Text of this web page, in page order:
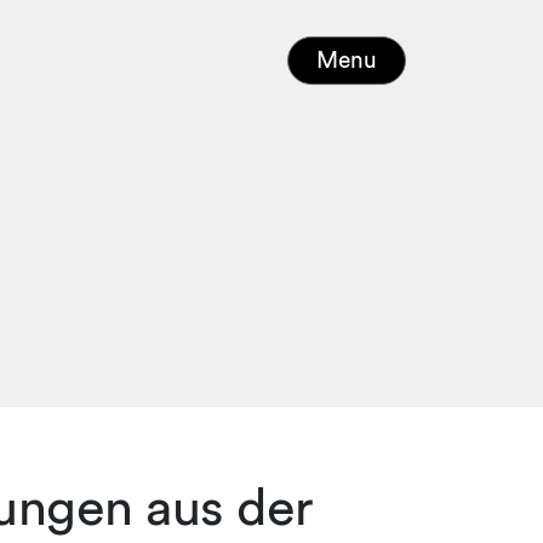
Menu
aus der